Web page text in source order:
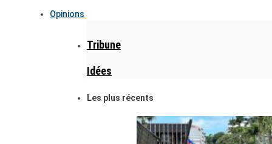
Opinions
Tribune
Idées
Les plus récents